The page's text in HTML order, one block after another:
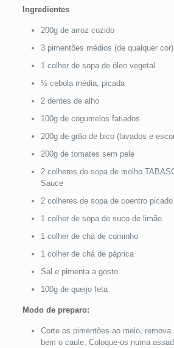
Ingredientes
200g de arroz cozido
3 pimentões médios (de qualquer cor)
1 colher de sopa de óleo vegetal
½ cebola média, picada
2 dentes de alho
100g de cogumelos fatiados
200g de grão de bico (lavados e
200g de tomates sem pele
2 colheres de sopa de molho
Sauce
2 colheres de sopa de coentro picado
1 colher de sopa de suco de limão
1 colher de chá de cominho
1 colher de chá de páprica
Sal e pimenta a gosto
100g de queijo feta
Modo de preparo:
Corte os pimentões ao meio,
bem o caule. Coloque-os numa